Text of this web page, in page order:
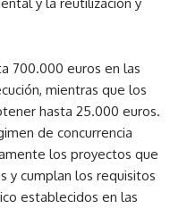
700.000 euros en las
mientras que los
hasta 25.000 euros.
de concurrencia
los proyectos que
y cumplan los requisitos
establecidos en las